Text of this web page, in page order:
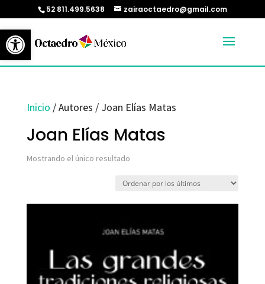
Abrir barra de herramientas
52 811.499.5638 zairaoctaedro@gmail.com
Inicio / Autores / Joan Elías Matas
Joan Elías Matas
Mostrando el único resultado